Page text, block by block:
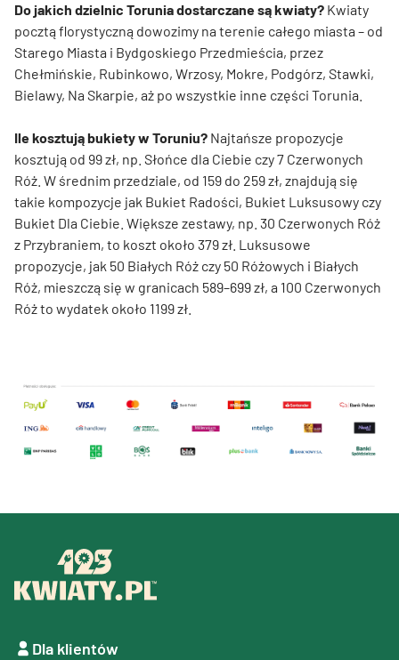
Do jakich dzielnic Torunia dostarczane są kwiaty? Kwiaty
pocztą florystyczną dowozimy na terenie całego miasta – od
Starego Miasta i Bydgoskiego Przedmieścia, przez
Chełmińskie, Rubinkowo, Wrzosy, Mokre, Podgórz, Stawki,
Bielawy, Na Skarpie, aż po wszystkie inne części Torunia.
Ile kosztują bukiety w Toruniu? Najtańsze propozycje
kosztują od 99 zł, np. Słońce dla Ciebie czy 7 Czerwonych
Róż. W średnim przedziale, od 159 do 259 zł, znajdują się
takie kompozycje jak Bukiet Radości, Bukiet Luksusowy czy
Bukiet Dla Ciebie. Większe zestawy, np. 30 Czerwonych Róż
z Przybraniem, to koszt około 379 zł. Luksusowe
propozycje, jak 50 Białych Róż czy 50 Różowych i Białych
Róż, mieszczą się w granicach 589–699 zł, a 100 Czerwonych
Róż to wydatek około 1199 zł.
Dla klientów